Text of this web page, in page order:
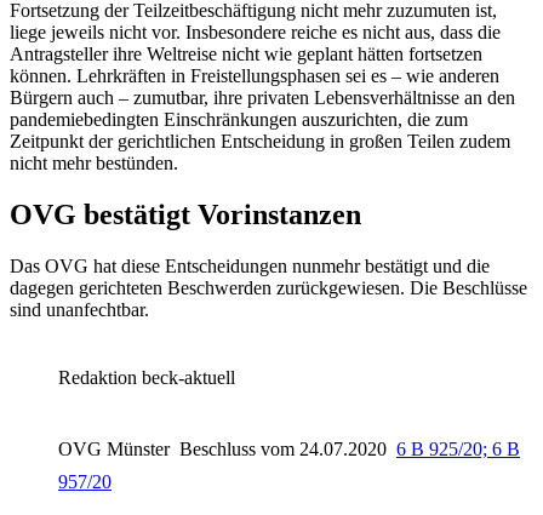
Fortsetzung der Teilzeitbeschäftigung nicht mehr zuzumuten ist,
liege jeweils nicht vor. Insbesondere reiche es nicht aus, dass die
Antragsteller ihre Weltreise nicht wie geplant hätten fortsetzen
können. Lehrkräften in Freistellungsphasen sei es – wie anderen
Bürgern auch – zumutbar, ihre privaten Lebensverhältnisse an den
pandemiebedingten Einschränkungen auszurichten, die zum
Zeitpunkt der gerichtlichen Entscheidung in großen Teilen zudem
nicht mehr bestünden.
OVG bestätigt Vorinstanzen
Das OVG hat diese Entscheidungen nunmehr bestätigt und die
dagegen gerichteten Beschwerden zurückgewiesen. Die Beschlüsse
sind unanfechtbar.
Redaktion beck-aktuell
OVG Münster Beschluss vom 24.07.2020 6 B 925/20; 6 B
957/20